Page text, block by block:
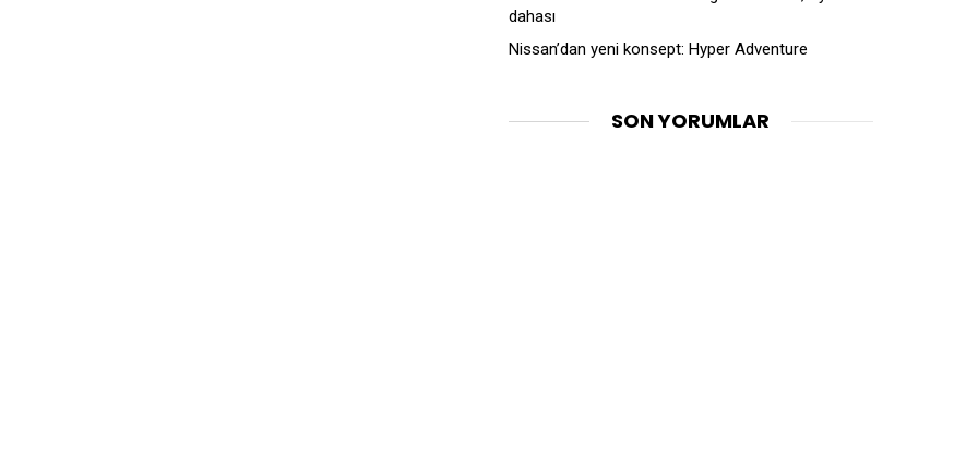
dahası
Nissan’dan yeni konsept: Hyper Adventure
SON YORUMLAR